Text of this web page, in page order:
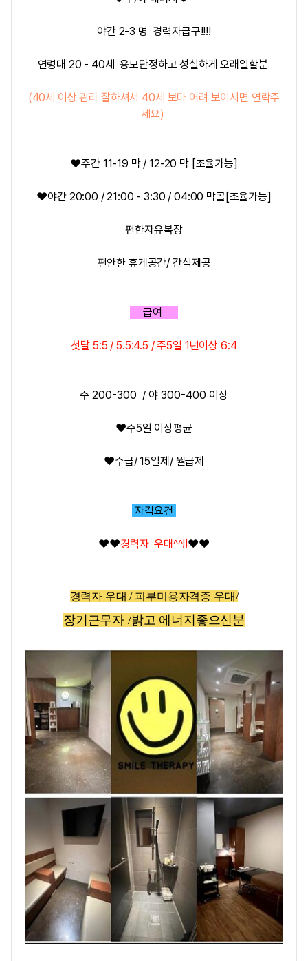
야간 2-3 명 경력자급구!!!!
연령대 20 - 40세 용모단정하고 성실하게 오래일할분
(40세 이상 관리 잘하셔서 40세 보다 어려 보이시면 연락주
세요)
❤️주간 11-19 막 / 12-20 막 [조율가능]
❤️야간 20:00 / 21:00 - 3:30 / 04:00 막콜[조율가능]
편한자유복장
편안한 휴게공간/ 간식제공
급여
첫달 5:5 / 5.5:4.5 / 주5일 1년이상 6:4
주 200-300 / 야 300-400 이상
❤️주5일 이상평균
❤️주급/ 15일제/ 월급제
자격요건
❤️❤️경력자 우대^^!!❤️❤️
경력자 우대 / 피부미용자격증 우대/
장기근무자 /밝고 에너지좋으신분